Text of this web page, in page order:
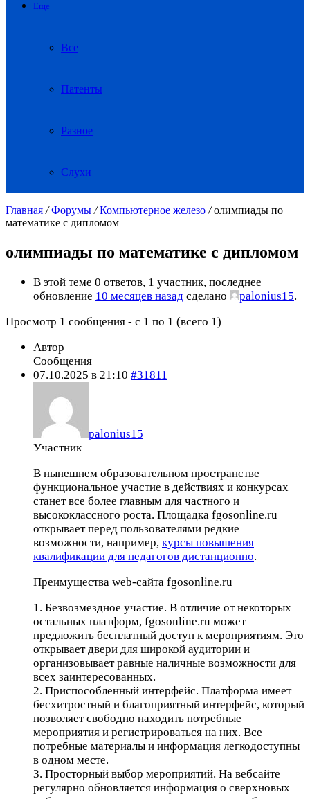
Еще
Все
Патенты
Разное
Слухи
Главная / Форумы / Компьютерное железо / олимпиады по
математике с дипломом
олимпиады по математике с дипломом
В этой теме 0 ответов, 1 участник, последнее
обновление 10 месяцев назад сделано palonius15.
Просмотр 1 сообщения - с 1 по 1 (всего 1)
Автор
Сообщения
07.10.2025 в 21:10 #31811
palonius15
Участник
В нынешнем образовательном пространстве
функциональное участие в действиях и конкурсах
станет все более главным для частного и
высококлассного роста. Площадка fgosonline.ru
открывает перед пользователями редкие
возможности, например, курсы повышения
квалификации для педагогов дистанционно.
Преимущества web-сайта fgosonline.ru
1. Безвозмездное участие. В отличие от некоторых
остальных платформ, fgosonline.ru может
предложить бесплатный доступ к мероприятиям. Это
открывает двери для широкой аудитории и
организовывает равные наличные возможности для
всех заинтересованных.
2. Приспособленный интерфейс. Платформа имеет
бесхитростный и благоприятный интерфейс, который
позволяет свободно находить потребные
мероприятия и регистрироваться на них. Все
потребные материалы и информация легкодоступны
в одном месте.
3. Просторный выбор мероприятий. На вебсайте
регулярно обновляется информация о сверхновых